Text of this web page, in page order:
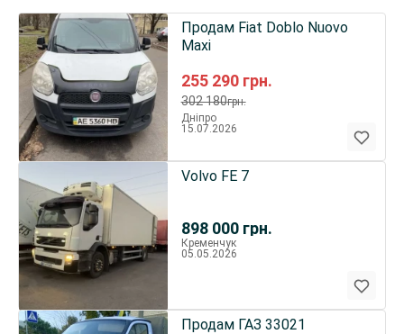
255 290 грн.
302 180грн.
Продам Fiat Doblo Nuovo
Maxi
Дніпро
15.07.2026
898 000 грн.
Volvo FE 7
Кременчук
05.05.2026
Продам ГАЗ 33021